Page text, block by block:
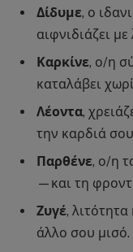
Δίδυμε, ο
αιφνιδιάζει
Καρκίνε, ο/η
καταλάβει
Λέοντα,
την καρδιά
Παρθένε, ο/η
—και τη
Ζυγέ,
άλλο σου μισό.